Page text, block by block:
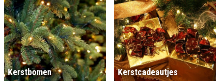
Kerstbomen Kerstcadeautjes